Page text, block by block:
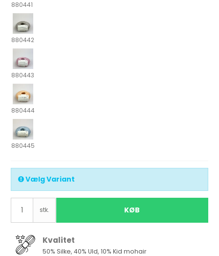
880441
880442
880443
880444
880445
Vælg Variant
stk. KØB
Kvalitet
50% Silke, 40% Uld, 10% Kid mohair